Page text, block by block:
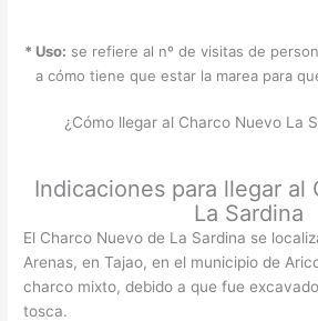
* Uso: se refiere al nº de visitas de
a cómo tiene que estar la marea para
¿Cómo llegar al Charco Nuevo La
Indicaciones para llegar al
La Sardina
El Charco Nuevo de La Sardina se
Arenas, en Tajao, en el municipio de
charco mixto, debido a que fue
tosca.